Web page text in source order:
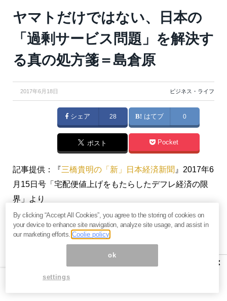
ヤマトだけではない、日本の
「過剰サービス問題」を解決す
る真の処方箋＝島倉原
2017年6月18日 ビジネス・ライフ
シェア 28 はてブ 0
ポスト Pocket
記事提供：『三橋貴明の「新」日本経済新聞 』2017年6
月15日号「宅配便値上げをもたらしたデフレ経済の限
界」より
※本記事のタイトル・本文見出し・太字はMONEY
VOICE編集部によるものです
プロフィール：島倉原（しまくら はじめ）
1974年生まれ。経済評論家。株式会社クレディセゾン
主任研究員。1997年、東京大学法学部卒業。株式会社
アトリウム担当部長、セゾン投信株式会社取締役など
×
By clicking “Accept All Cookies”, you agree to the storing of cookies on
your device to enhance site navigation, analyze site usage, and assist in
our marketing efforts.Coolie policy
ok
settings